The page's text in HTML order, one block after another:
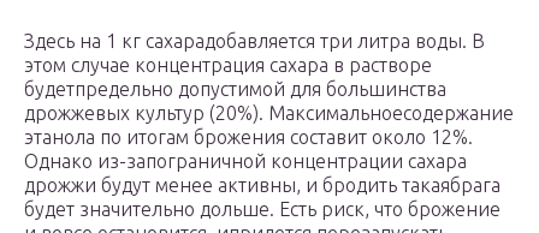
Здесь на 1 кг сахарадобавляется три литра воды. В
этом случае концентрация сахара в растворе
будетпредельно допустимой для большинства
дрожжевых культур (20%). Максимальноесодержание
этанола по итогам брожения составит около 12%.
Однако из-запограничной концентрации сахара
дрожжи будут менее активны, и бродить такаябрага
будет значительно дольше. Есть риск, что брожение